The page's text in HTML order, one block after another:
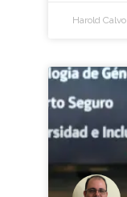
Harold Calvo